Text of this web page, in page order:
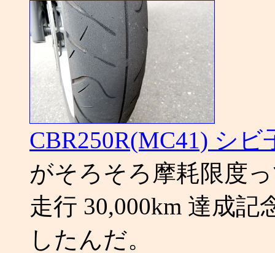
CBR250R(MC41) シビ
がそろそろ摩耗限度
走行 30,000km 達成
したんだ。